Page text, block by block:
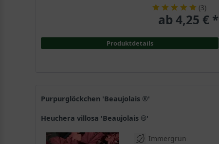
(3)
ab 4,25 € *
Produktdetails
Purpurglöckchen 'Beaujolais ®'
Heuchera villosa 'Beaujolais ®'
Immergrün